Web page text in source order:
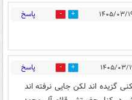
0 پاسخ
2 پاسخ
گزیده اند لکن جایی نرفته اند